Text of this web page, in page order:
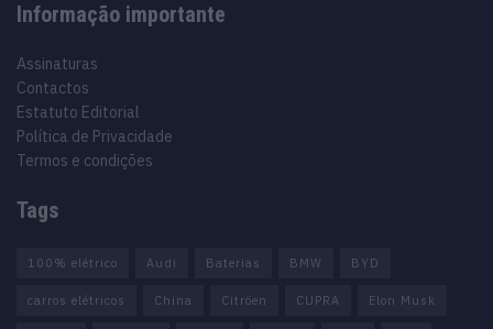
Informação importante
Assinaturas
Contactos
Estatuto Editorial
Política de Privacidade
Termos e condições
Tags
100% elétrico Audi Baterias BMW BYD
carros elétricos China Citröen CUPRA Elon Musk